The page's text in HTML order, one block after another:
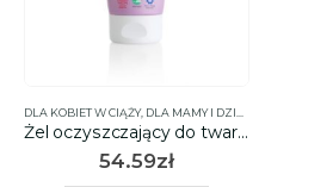
DLA KOBIET W CIĄŻY, DLA MAMY I DZIECKA
Żel oczyszczający do twarzy hipoalergiczny 150ml – Derma Woman
54.59zł